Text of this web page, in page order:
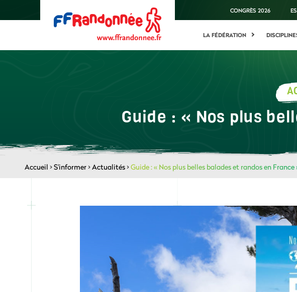
CONGRÈS 2026
LA FÉDÉRATION
Guide : « Nos plus
Accueil >S'informer>Actualités>Guide : « Nos plus belles balades et randos en France